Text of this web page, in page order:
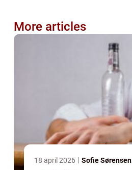
More articles
18 april 2026 Sofie Sørensen